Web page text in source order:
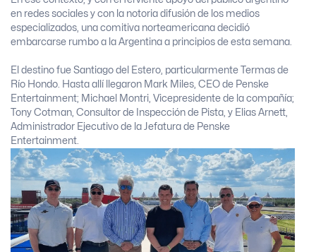
en redes sociales y con la notoria difusión de los medios
especializados, una comitiva norteamericana decidió
embarcarse rumbo a la Argentina a principios de esta semana.
El destino fue Santiago del Estero, particularmente Termas de
Río Hondo. Hasta allí llegaron Mark Miles, CEO de Penske
Entertainment; Michael Montri, Vicepresidente de la compañía;
Tony Cotman, Consultor de Inspección de Pista, y Elias Arnett,
Administrador Ejecutivo de la Jefatura de Penske
Entertainment.